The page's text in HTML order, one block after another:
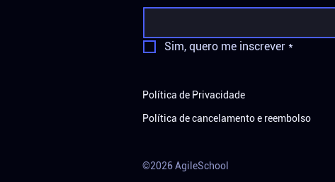
Sim, quero me inscrever *
Política de Privacidade
Política de cancelamento e reembolso
©2026 AgileSchool